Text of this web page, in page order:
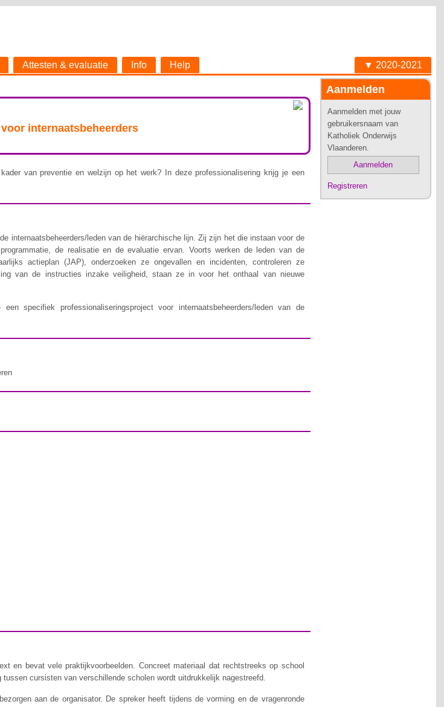
Attesten & evaluatie Info Help ▼ 2020-2021
Aanmelden
Aanmelden met jouw
gebruikersnaam van
Katholiek Onderwijs
Vlaanderen.
Aanmelden
Registreren
internaatsbeheerders
van preventie en welzijn op het werk? In deze professionalisering krijg je een
internaatsbeheerders/leden van de hiërarchische lijn. Zij zijn het die instaan voor de
de realisatie en de evaluatie ervan. Voorts werken de leden van de
actieplan (JAP), onderzoeken ze ongevallen en incidenten, controleren ze
van de instructies inzake veiligheid, staan ze in voor het onthaal van nieuwe
specifiek professionaliseringsproject voor internaatsbeheerders/leden van de
en bevat vele praktijkvoorbeelden. Concreet materiaal dat rechtstreeks op school
cursisten van verschillende scholen wordt uitdrukkelijk nagestreefd.
aan de organisator. De spreker heeft tijdens de vorming en de vragenronde